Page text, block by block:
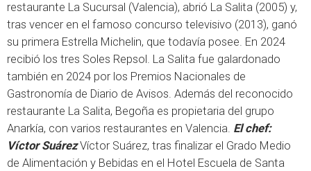
restaurante La Sucursal (Valencia), abrió La Salita (2005) y,
tras vencer en el famoso concurso televisivo (2013), ganó
su primera Estrella Michelin, que todavía posee. En 2024
recibió los tres Soles Repsol. La Salita fue galardonado
también en 2024 por los Premios Nacionales de
Gastronomía de Diario de Avisos. Además del reconocido
restaurante La Salita, Begoña es propietaria del grupo
Anarkía, con varios restaurantes en Valencia. El chef:
Víctor SuárezVíctor Suárez, tras finalizar el Grado Medio
de Alimentación y Bebidas en el Hotel Escuela de Santa